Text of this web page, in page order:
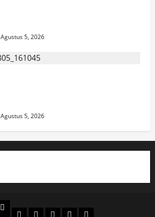
Agustus 5, 2026
Agustus 5, 2026
Beranda
PolitikOtomotifEkonomiSosialtentang